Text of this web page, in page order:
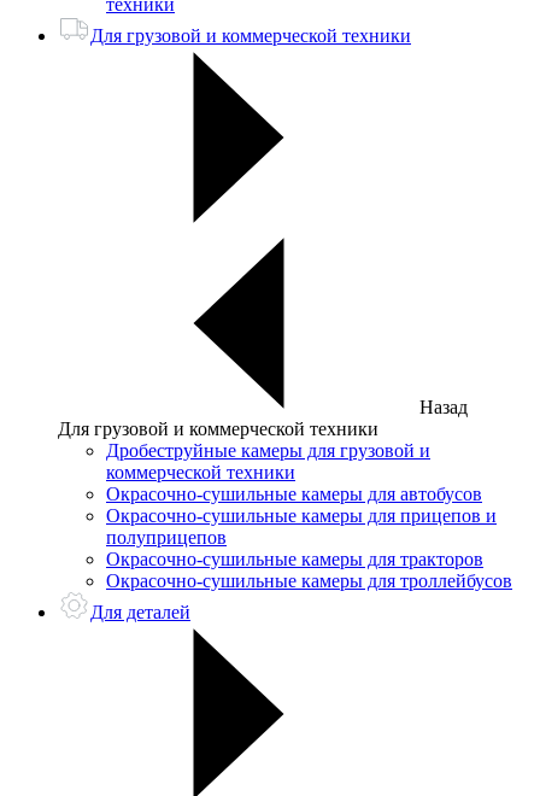
техники
Для грузовой и коммерческой техники
Назад
Для грузовой и коммерческой техники
Дробеструйные камеры для грузовой и
коммерческой техники
Окрасочно-сушильные камеры для автобусов
Окрасочно-сушильные камеры для прицепов и
полуприцепов
Окрасочно-сушильные камеры для тракторов
Окрасочно-сушильные камеры для троллейбусов
Для деталей